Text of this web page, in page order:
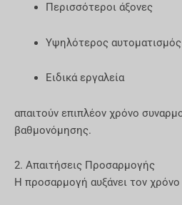
Περισσότεροι άξονες
Υψηλότερος αυτοματισμός
Ειδικά εργαλεία
απαιτούν επιπλέον χρόνο
βαθμονόμησης.
2. Απαιτήσεις Προσαρμογής
Η προσαρμογή αυξάνει τον